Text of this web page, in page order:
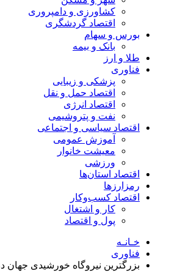
کشاورزی و دامپروری
اقتصاد گردشگری
بورس و سهام
بانک و بیمه
طلا و ارز
فناوری
پزشکی و زیبایی
اقتصاد حمل و نقل
اقتصاد انرژی
نفت و پتروشیمی
اقتصاد سیاسی و اجتماعی
آموزش عمومی
معیشت خانوار
ورزشی
اقتصاد استان‌ها
رمزارزها
اقتصاد کسب‌و‌کار
کار و اشتغال
پول و اقتصاد
خـانـه
فناوری
بزرگترین نیروگاه خورشیدی جهان